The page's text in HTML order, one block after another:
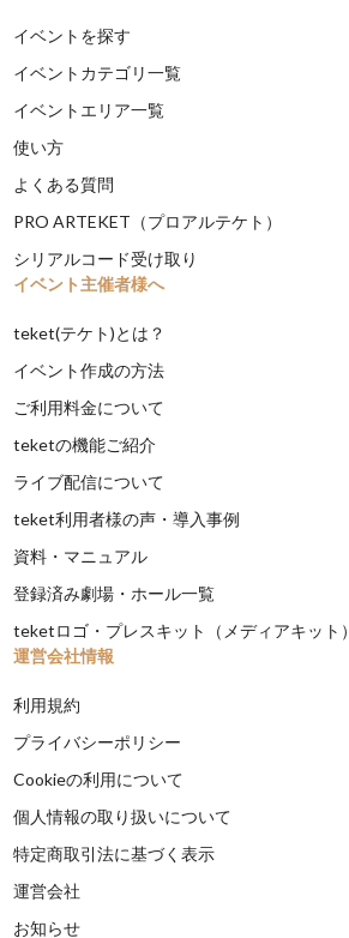
イベントを探す
イベントカテゴリ一覧
イベントエリア一覧
使い方
よくある質問
PRO ARTEKET（プロアルテケト）
シリアルコード受け取り
イベント主催者様へ
teket(テケト)とは？
イベント作成の方法
ご利用料金について
teketの機能ご紹介
ライブ配信について
teket利用者様の声・導入事例
資料・マニュアル
登録済み劇場・ホール一覧
teketロゴ・プレスキット（メディアキット）
運営会社情報
利用規約
プライバシーポリシー
Cookieの利用について
個人情報の取り扱いについて
特定商取引法に基づく表示
運営会社
お知らせ